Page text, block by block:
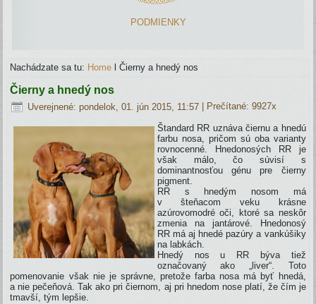
PODMIENKY
Nachádzate sa tu: Home lČierny a hnedý nos
Čierny a hnedý nos
Uverejnené: pondelok, 01. jún 2015, 11:57 | Prečítané: 9927x
Štandard RR uznáva čiernu a hnedú
farbu nosa, pričom sú oba varianty
rovnocenné. Hnedonosých RR je
však málo, čo súvisí s
dominantnosťou génu pre čierny
pigment.
RR s hnedým nosom má
v šteňacom veku krásne
azúrovomodré oči, ktoré sa neskôr
zmenia na jantárové. Hnedonosý
RR má aj hnedé pazúry a vankúšiky
na labkách.
Hnedý nos u RR býva tiež
označovaný ako „liver“. Toto
pomenovanie však nie je správne, pretože farba nosa má byť hnedá,
a nie pečeňová. Tak ako pri čiernom, aj pri hnedom nose platí, že čím je
tmavší, tým lepšie.